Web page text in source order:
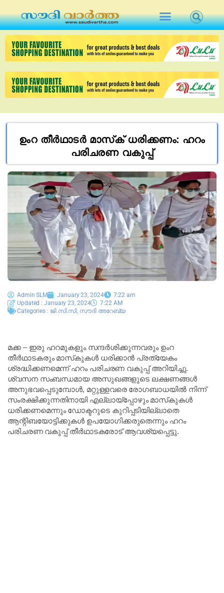
ഉംറ തീർഥാടർ മാസ്‌ക് ധരിക്കണം: ഹറം
പരിചരണ വകുപ്പ്
Admin SLM January 23, 2024
7:22 am
Updated : January 23, 2024
7:22 AM
Categories : ജി.സി.സി സൗദി അറേബ്യ
മക്ക – ഇരു ഹറമുകളും സന്ദർശിക്കുന്നവരും ഉംറ
തീർഥാടകരും മാസ്‌കുകൾ ധരിക്കാൻ പ്രത്യേകം
ശ്രദ്ധിക്കണമെന്ന് ഹറം പരിചരണ വകുപ്പ് അറിയിച്ചു.
ശ്വസന സംബന്ധമായ അസുഖങ്ങളുടെ ലക്ഷണങ്ങൾ
അനുഭവപ്പെടുമ്പോൾ, മറ്റുള്ളവരെ രോഗബാധയിൽ നിന്ന്
സംരക്ഷിക്കുന്നതിനായി എല്ലായ്‌പ്പോഴും മാസ്‌കുകൾ
ധരിക്കണമെന്നും ഡോക്ടറുടെ കുറിപ്പടിയില്ലാതെ
ആന്റിബയോട്ടിക്കുകൾ ഉപയോഗിക്കരുതെന്നും ഹറം
പരിചരണ വകുപ്പ് തീർഥാടകരോട് ആവശ്യപ്പെട്ടു.